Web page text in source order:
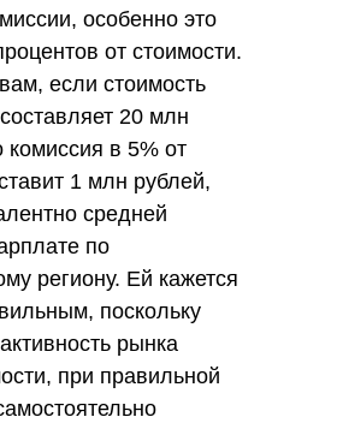
особенно это
от стоимости.
если стоимость
20 млн
комиссия в 5% от
1 млн рублей,
средней
по
региону. Ей кажется
поскольку
рынка
при правильной